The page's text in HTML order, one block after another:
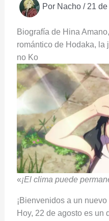
Por Nacho / 21
Biografía de Hina
romántico de Hodaka, la
no Ko
«¡El clima puede
¡Bienvenidos a un
Hoy, 22 de agosto es un